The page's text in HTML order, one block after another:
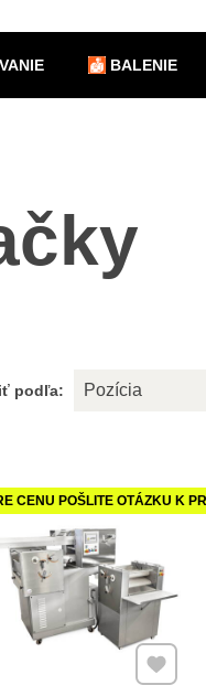
BALENIE
podľa: Pozícia
CENU POŠLITE OTÁZKU K
Pridať k